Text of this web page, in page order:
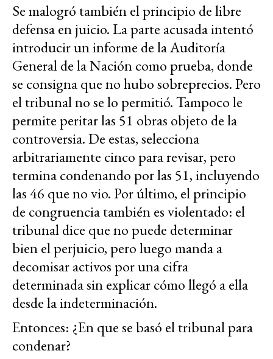
Se malogró también el principio de libre
defensa en juicio. La parte acusada intentó
introducir un informe de la Auditoría
General de la Nación como prueba, donde
se consigna que no hubo sobreprecios. Pero
el tribunal no se lo permitió. Tampoco le
permite peritar las 51 obras objeto de la
controversia. De estas, selecciona
arbitrariamente cinco para revisar, pero
termina condenando por las 51, incluyendo
las 46 que no vio. Por último, el principio
de congruencia también es violentado: el
tribunal dice que no puede determinar
bien el perjuicio, pero luego manda a
decomisar activos por una cifra
determinada sin explicar cómo llegó a ella
desde la indeterminación.
Entonces: ¿En que se basó el tribunal para
condenar?